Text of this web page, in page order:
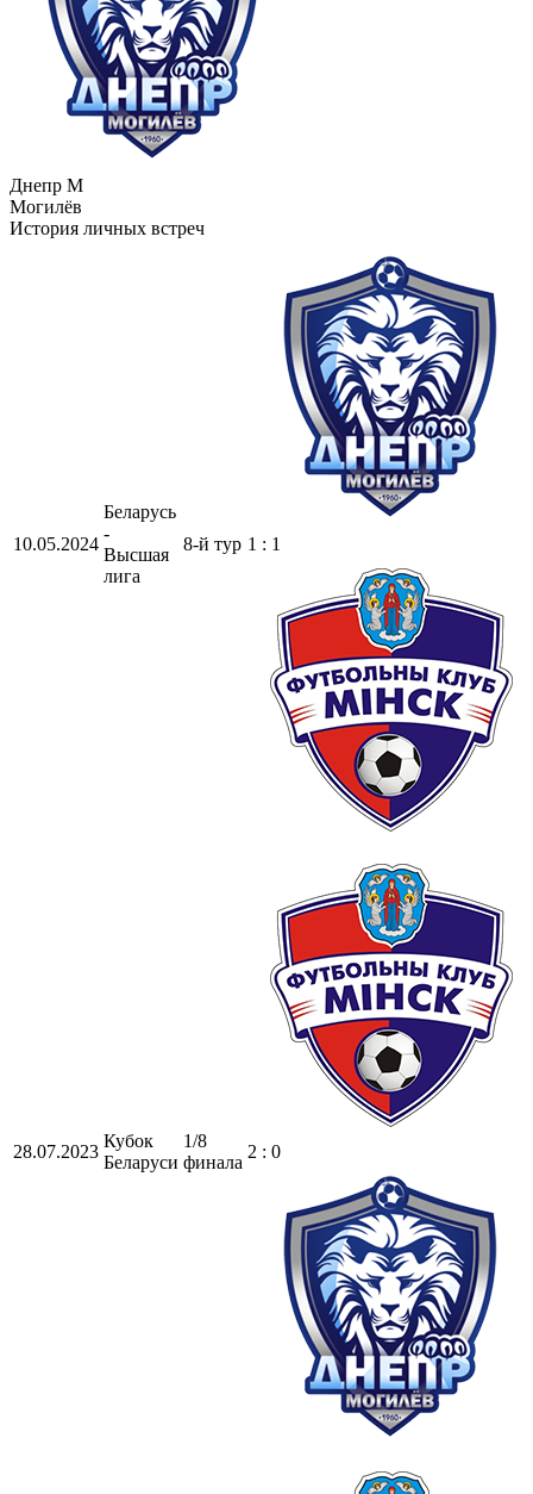
Днепр М
Могилёв
История личных встреч
10.05.2024
Беларусь
-
Высшая
лига
8-й тур 1 : 1
28.07.2023
Кубок
Беларуси
1/8
финала
2 : 0